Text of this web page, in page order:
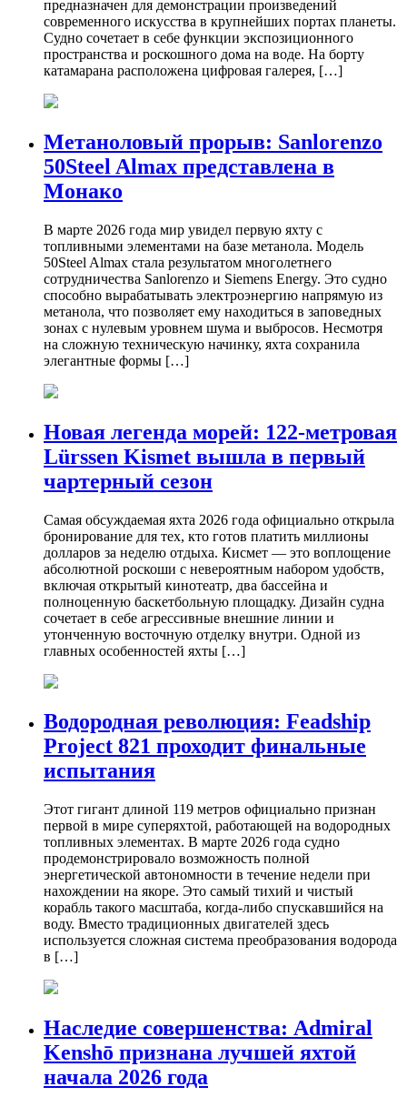
предназначен для демонстрации произведений
современного искусства в крупнейших портах планеты.
Судно сочетает в себе функции экспозиционного
пространства и роскошного дома на воде. На борту
катамарана расположена цифровая галерея, […]
Метаноловый прорыв: Sanlorenzo
50Steel Almax представлена в
Монако
В марте 2026 года мир увидел первую яхту с
топливными элементами на базе метанола. Модель
50Steel Almax стала результатом многолетнего
сотрудничества Sanlorenzo и Siemens Energy. Это судно
способно вырабатывать электроэнергию напрямую из
метанола, что позволяет ему находиться в заповедных
зонах с нулевым уровнем шума и выбросов. Несмотря
на сложную техническую начинку, яхта сохранила
элегантные формы […]
Новая легенда морей: 122-метровая
Lürssen Kismet вышла в первый
чартерный сезон
Самая обсуждаемая яхта 2026 года официально открыла
бронирование для тех, кто готов платить миллионы
долларов за неделю отдыха. Кисмет — это воплощение
абсолютной роскоши с невероятным набором удобств,
включая открытый кинотеатр, два бассейна и
полноценную баскетбольную площадку. Дизайн судна
сочетает в себе агрессивные внешние линии и
утонченную восточную отделку внутри. Одной из
главных особенностей яхты […]
Водородная революция: Feadship
Project 821 проходит финальные
испытания
Этот гигант длиной 119 метров официально признан
первой в мире суперяхтой, работающей на водородных
топливных элементах. В марте 2026 года судно
продемонстрировало возможность полной
энергетической автономности в течение недели при
нахождении на якоре. Это самый тихий и чистый
корабль такого масштаба, когда-либо спускавшийся на
воду. Вместо традиционных двигателей здесь
используется сложная система преобразования водорода
в […]
Наследие совершенства: Admiral
Kenshō признана лучшей яхтой
начала 2026 года